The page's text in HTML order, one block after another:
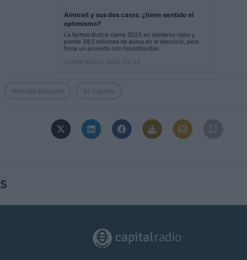
Almirall y sus dos caras: ¿tiene sentido el
optimismo?
La farmacéutica cierra 2023 en números rojos y
pierde 38,5 millones de euros en el ejercicio, pero
firma un acuerdo con NovoNordisk.
Capital Radio
/ 2024-02-19
Mercado Europeo Air Liquide